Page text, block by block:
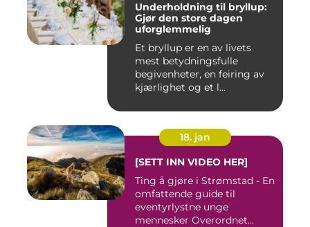
Underholdning til bryllup:
Gjør den store dagen
uforglemmelig
Et bryllup er en av livets
mest betydningsfulle
begivenheter, en feiring av
kjærlighet og et l...
18. jan
[SETT INN VIDEO HER]
Ting å gjøre i Strømstad - En
omfattende guide til
eventyrlystne unge
mennesker Overordnet